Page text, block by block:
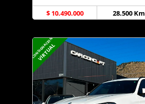
$ 10.490.000 28.500 Km
CONSIGNACION
VIRTUAL